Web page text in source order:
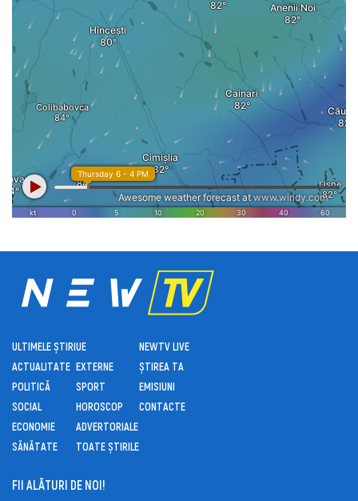
ULTIMELE ȘTIRI
ACTUALITATE
POLITICĂ
SOCIAL
ECONOMIE
SĂNĂTATE
UE
EXTERNE
SPORT
HOROSCOP
ADVERTORIALE
TOATE ȘTIRILE
NEWTV LIVE
ȘTIREA TA
EMISIUNI
CONTACTE
FII ALĂTURI DE NOI!